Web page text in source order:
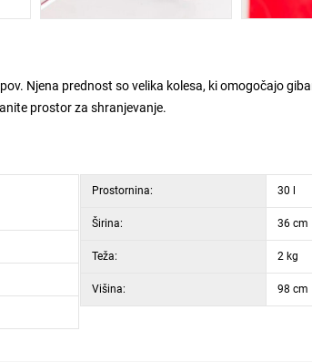
Njena prednost so velika kolesa, ki omogočajo
prostor za shranjevanje.
Prostornina: 30 l
Širina: 36 cm
Teža: 2 kg
Višina: 98 cm